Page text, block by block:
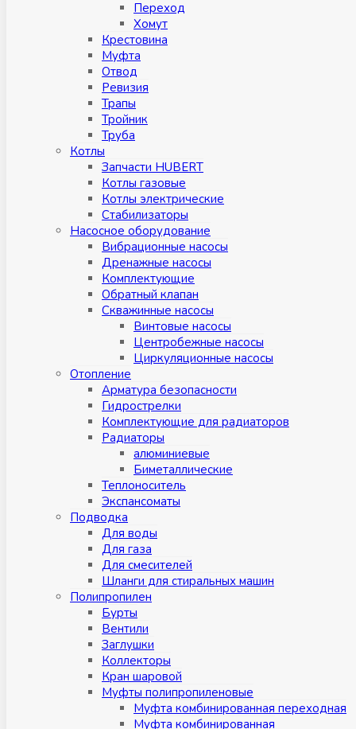
Переход
Хомут
Крестовина
Муфтa
Отвод
Ревизия
Трапы
Тройник
Труба
Котлы
Запчасти HUBERT
Котлы газовые
Котлы электрические
Стабилизаторы
Насосное оборудование
Вибрационные насосы
Дренажные насосы
Комплектующие
Обратный клапан
Скважинные насосы
Винтовые насосы
Центробежные насосы
Циркуляционные насосы
Отопление
Арматура безопасности
Гидрострелки
Комплектующие для радиаторов
Радиаторы
алюминиевые
Биметаллические
Теплоноситель
Экспансоматы
Подводка
Для воды
Для газа
Для смесителей
Шланги для стиральных машин
Полипропилен
Бурты
Вентили
Заглушки
Коллекторы
Кран шаровой
Муфты полипропиленовые
Муфта комбинированная переходная
Муфта комбинированная